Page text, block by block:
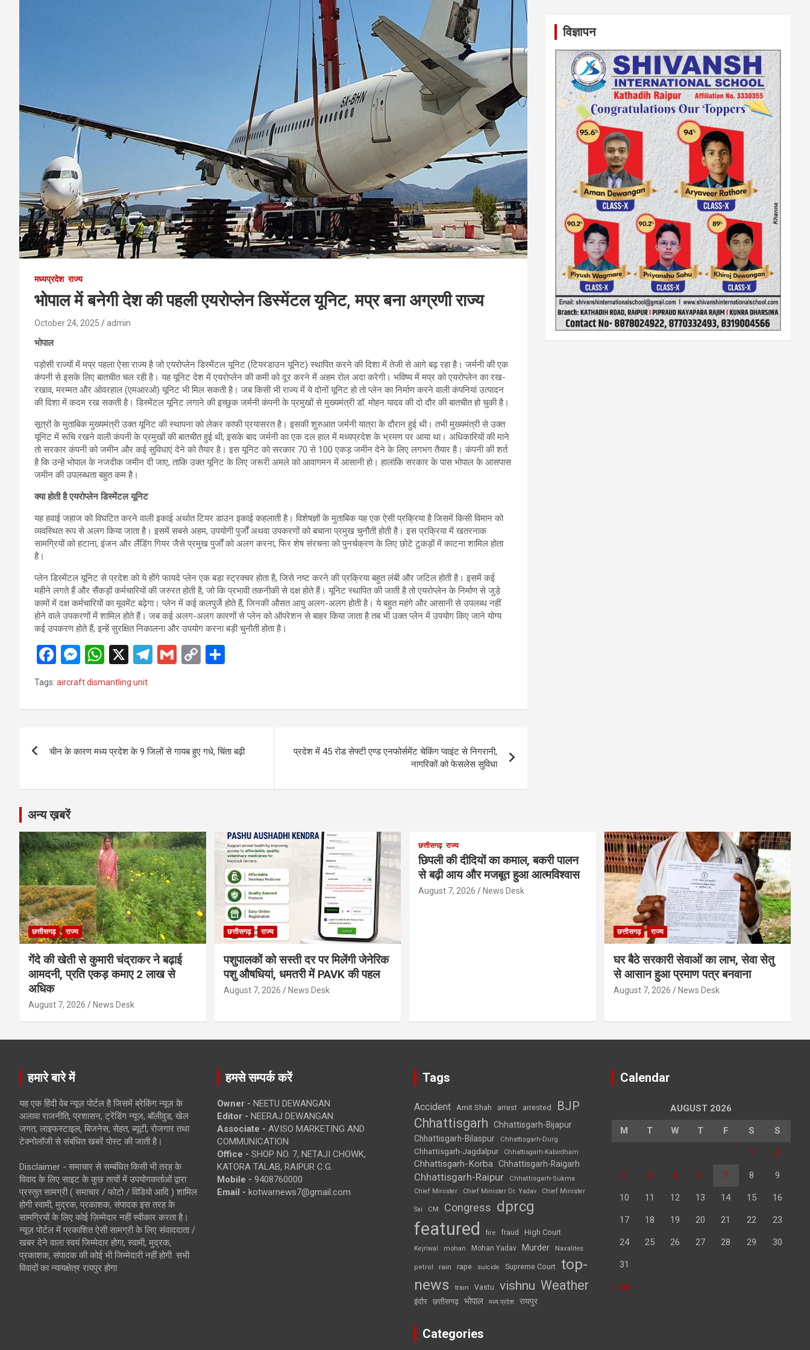
मध्यप्रदेश राज्य
भोपाल में बनेगी देश की पहली एयरोप्लेन डिस्मेंटल यूनिट, मप्र बना अग्रणी राज्य
October 24, 2025 admin
भोपाल
पड़ोसी राज्यों में मप्र पहला ऐसा राज्य है जो एयरोप्लेन डिस्मेंटल यूनिट (टियरडाउन यूनिट) स्थापित करने की दिशा में तेजी से आगे बढ़ रहा है। जर्मनी की एक
कंपनी से इसके लिए बातचीत चल रही है। यह यूनिट देश में एयरोप्लेन की कमी को दूर करने में अहम रोल अदा करेगी। भविष्य में मप्र को एयरोप्लेन का रख-
रखाव, मरम्मत और ओवरहाल (एमआरओ) यूनिट भी मिल सकती है। जब किसी भी राज्य में ये दोनों यूनिट हो तो प्लेन का निर्माण करने वाली कंपनियां उत्पादन
की दिशा में कदम रख सकती है। डिस्मेंटल यूनिट लगाने की इच्छुक जर्मनी कंपनी के प्रमुखों से मुख्यमंत्री डॉ. मोहन यादव की दो दौर की बातचीत हो चुकी है।
सूत्रों के मुताबिक मुख्यमंत्री उक्त यूनिट की स्थापना को लेकर काफी प्रयासरत है। इसकी शुरुआत जर्मनी यात्रा के दौरान हुई थी। तभी मुख्यमंत्री से उक्त
यूनिट में रूचि रखने वाली कंपनी के प्रमुखों की बातचीत हुई थी, इसके बाद जर्मनी का एक दल हाल में मध्यप्रदेश के भ्रमण पर आया था। अधिकारियों की माने
तो सरकार कंपनी को जमीन और कई सुविधाएं देने को तैयार है। इस यूनिट को सरकार 70 से 100 एकड़ जमीन देने के लिए लगभग तैयार है। कंपनी की शर्त
है कि उन्हें भोपाल के नजदीक जमीन दी जाए, ताकि उक्त यूनिट के लिए जरूरी अमले को आवागमन में आसानी हो। हालांकि सरकार के पास भोपाल के आसपास
जमीन की उपलब्धता बहुत कम है।
क्या होती है एयरोप्लेन डिस्मेंटल यूनिट
यह हवाई जहाज को विघटित करने वाली इकाई अर्थात टियर डाउन इकाई कहलाती है। विशेषज्ञों के मुताबिक यह एक ऐसी प्रक्रिया है जिसमें किसी विमान को
व्यवस्थित रूप से अलग किया जाता है। इसमें सबसे अहम, उपयोगी पुर्जों अथवा उपकरणों को बचाना प्रमुख चुनौती होती है। इस प्रक्रिया में खतरनाक
सामग्रियों को हटाना, इंजन और लैंडिंग गियर जैसे प्रमुख पुर्जों को अलग करना, फिर शेष संरचना को पुनर्चक्रण के लिए छोटे टुकड़ों में काटना शामिल होता
है।
प्लेन डिस्मेंटल यूनिट से प्रदेश को ये होंगे फायदे प्लेन एक बड़ा स्ट्रक्चर होता है, जिसे नष्ट करने की प्रक्रिया बहुत लंबी और जटिल होती है। इसमें कई
महीने लगते हैं और सैंकड़ों कर्मचारियों की जरुरत होती है, जो कि प्रभावी तकनीकी से दक्ष होते हैं। यूनिट स्थापित की जाती है तो एयरोप्लेन के निर्माण से जुड़े
कामों में दक्ष कर्मचारियों का मूवमेंट बढ़ेगा। प्लेन में कई कलपुर्जे होते हैं, जिनकी औसत आयु अलग-अलग होती है। ये बहुत महंगे और आसानी से उपलब्ध नहीं
होने वाले उपकरणों में शामिल होते हैं। जब कई अलग-अलग कारणों से प्लेन को ऑपरेशन से बाहर किया जाता है तब भी उक्त प्लेन में उपयोग किए जाने योग्य
कई उपकरण होते हैं, इन्हें सुरक्षित निकालना और उपयोग करना बड़ी चुनौती होता है।
F
a
ce
b
o
M
es
se
n
er
W
at
s
p
X
T
gr
m
G
C
Li
k
e
Tags: aircraft dismantling unit
चीन के कारण मध्य प्रदेश के 9 जिलों से गायब हुए गधे, चिंता बढ़ी
प्रदेश में 45 रोड सेफ्टी एण्ड एनफोर्समेंट चेकिंग प्वाइंट से निगरानी,
नागरिकों को फेसलेस सुविधा
विज्ञापन
अन्य ख़बरें
छत्तीसगढ़ राज्य
गेंदे की खेती से कुमारी चंद्राकर ने बढ़ाई
आमदनी, प्रति एकड़ कमाए 2 लाख से
अधिक
August 7, 2026 News Desk
छत्तीसगढ़ राज्य
पशुपालकों को सस्ती दर पर मिलेंगी जेनेरिक
पशु औषधियां, धमतरी में PAVK की पहल
August 7, 2026 News Desk
छत्तीसगढ़ राज्य
छिपली की दीदियों का कमाल, बकरी पालन
से बढ़ी आय और मजबूत हुआ आत्मविश्वास
August 7, 2026 News Desk
छत्तीसगढ़ राज्य
घर बैठे सरकारी सेवाओं का लाभ, सेवा सेतु
से आसान हुआ प्रमाण पत्र बनवाना
August 7, 2026 News Desk
हमारे बारे में
यह एक हिंदी वेब न्यूज़ पोर्टल है जिसमें ब्रेकिंग न्यूज़ के
अलावा राजनीति, प्रशासन, ट्रेंडिंग न्यूज, बॉलीवुड, खेल
जगत, लाइफस्टाइल, बिजनेस, सेहत, ब्यूटी, रोजगार तथा
टेक्नोलॉजी से संबंधित खबरें पोस्ट की जाती है।
Disclaimer - समाचार से सम्बंधित किसी भी तरह के
विवाद के लिए साइट के कुछ तत्वों में उपयोगकर्ताओं द्वारा
प्रस्तुत सामग्री ( समाचार / फोटो / विडियो आदि ) शामिल
होगी स्वामी, मुद्रक, प्रकाशक, संपादक इस तरह के
सामग्रियों के लिए कोई ज़िम्मेदार नहीं स्वीकार करता है।
न्यूज़ पोर्टल में प्रकाशित ऐसी सामग्री के लिए संवाददाता /
खबर देने वाला स्वयं जिम्मेदार होगा, स्वामी, मुद्रक,
प्रकाशक, संपादक की कोई भी जिम्मेदारी नहीं होगी. सभी
विवादों का न्यायक्षेत्र रायपुर होगा
हमसे सम्पर्क करें
Owner - NEETU DEWANGAN
Editor - NEERAJ DEWANGAN
Associate - AVISO MARKETING AND
COMMUNICATION
Office - SHOP NO. 7, NETAJI CHOWK,
KATORA TALAB, RAIPUR C.G.
Mobile - 9408760000
Email - kotwarnews7@gmail.com
Tags
Accident Amit Shah arrest arrested BJP
Chhattisgarh
Chhattisgarh-Bijapur
Chhattisgarh-Bilaspur
Chhattisgarh-Durg
Chhattisgarh-Jagdalpur Chhattisgarh-Kabirdham
Chhattisgarh-Korba Chhattisgarh-Raigarh
Chhattisgarh-Raipur
Chhattisgarh-Sukma
Chief Minister
Chief Minister Dr. Yadav Chief Minister
Sai CM Congress dprcg
featured fire fraud High Court
Kejriwal mohan Mohan Yadav Murder Naxalites
petrol rain rape suicide Supreme Court top-
news
train Vastu vishnu Weather
इंदौर छत्तीसगढ़ भोपाल मध्य प्रदेश रायपुर
Categories
Calendar
AUGUST 2026
M T W T F S S
1 2
3 4 5 6 7 8 9
10 11 12 13 14 15 16
17 18 19 20 21 22 23
24 25 26 27 28 29 30
31
« Jul